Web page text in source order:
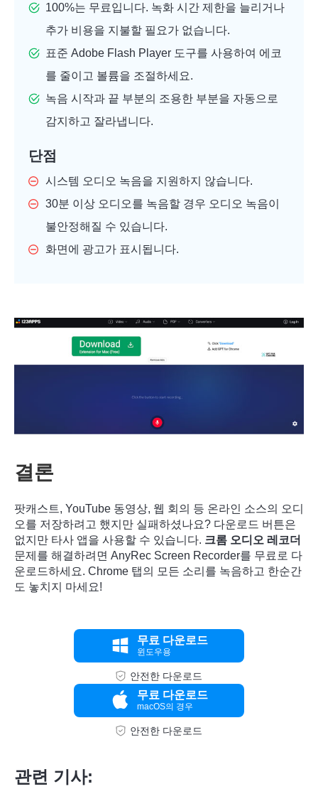
100%는 무료입니다. 녹화 시간 제한을 늘리거나
추가 비용을 지불할 필요가 없습니다.
표준 Adobe Flash Player 도구를 사용하여 에코
를 줄이고 볼륨을 조절하세요.
녹음 시작과 끝 부분의 조용한 부분을 자동으로
감지하고 잘라냅니다.
단점
시스템 오디오 녹음을 지원하지 않습니다.
30분 이상 오디오를 녹음할 경우 오디오 녹음이
불안정해질 수 있습니다.
화면에 광고가 표시됩니다.
결론
팟캐스트, YouTube 동영상, 웹 회의 등 온라인 소스의 오디
오를 저장하려고 했지만 실패하셨나요? 다운로드 버튼은
없지만 타사 앱을 사용할 수 있습니다. 크롬 오디오 레코더
문제를 해결하려면 AnyRec Screen Recorder를 무료로 다
운로드하세요. Chrome 탭의 모든 소리를 녹음하고 한순간
도 놓치지 마세요!
무료 다운로드
윈도우용
안전한 다운로드
무료 다운로드
macOS의 경우
안전한 다운로드
관련 기사: